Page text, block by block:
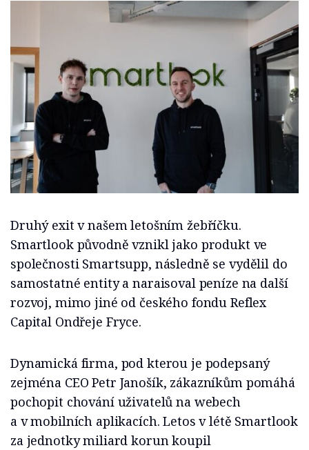
Druhý exit v našem letošním žebříčku.
Smartlook původně vznikl jako produkt ve
společnosti Smartsupp, následně se vydělil do
samostatné entity a naraisoval peníze na další
rozvoj, mimo jiné od českého fondu Reflex
Capital Ondřeje Fryce.
Dynamická firma, pod kterou je podepsaný
zejména CEO Petr Janošík, zákazníkům pomáhá
pochopit chování uživatelů na webech
a v mobilních aplikacích. Letos v létě Smartlook
za jednotky miliard korun koupil